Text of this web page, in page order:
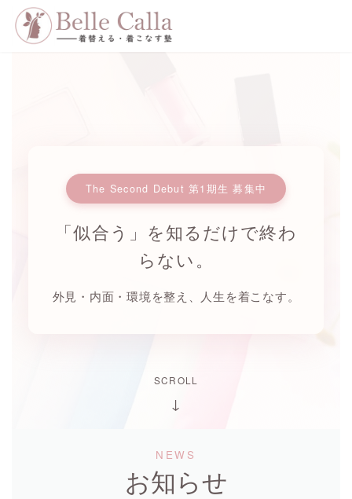
The Second Debut 第1期生 募集中
「似合う」を知るだけで終わ
らない。
外見・内面・環境を整え、人生を着こなす。
SCROLL
NEWS
お知らせ